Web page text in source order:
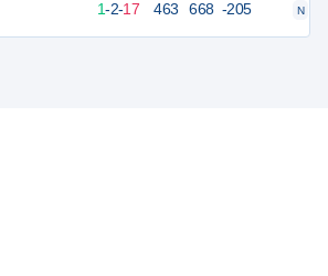
1-2-17 463 668 -205 N